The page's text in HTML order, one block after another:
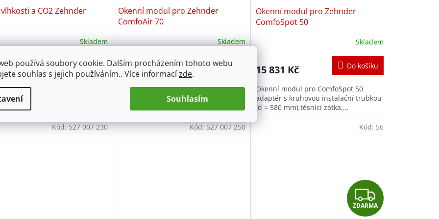
používá soubory cookie. Dalším procházením tohoto webu
souhlas s jejich používáním.. Více informacízde.
Souhlasím
a CO2 Zehnder
Skladem
Kč Do košíku
a CO2 pro ComfoSpot 50
70senzor s ovládací
pro instalaci do...
Okenní modul pro Zehnder
ComfoAir 70
Skladem
15 831 Kč Do košíku
adaptér s kruhovou instal.trubkou (d =
580 mm),těsnící zátka, 2 ploché kanály
2040 x 300 mm s...
Okenní modul pro Zehnder
ComfoSpot 50
Skladem
15 831 Kč Do košíku
Okenní modul pro ComfoSpot 50
adaptér s kruhovou instalační trubkou
(d = 580 mm),těsnící zátka,...
Kód:527 007 230 Kód:527 007 250
Z
ZDARMA
Kód: 56